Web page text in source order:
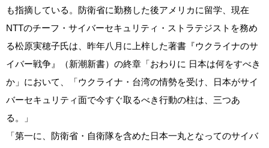
も指摘している。防衛省に勤務した後アメリカに留学、現在
NTTのチーフ・サイバーセキュリティ・ストラテジストを務め
る松原実穂子氏は、昨年八月に上梓した著書『ウクライナのサ
イバー戦争』（新潮新書）の終章「おわりに 日本は何をすべき
か」において、「ウクライナ・台湾の情勢を受け、日本がサイ
バーセキュリティ面で今すぐ取るべき行動の柱は、三つあ
る。」
「第一に、防衛省・自衛隊を含めた日本一丸となってのサイバ